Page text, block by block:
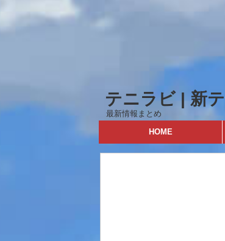
テニラビ | 新
最新情報まとめ
HOME